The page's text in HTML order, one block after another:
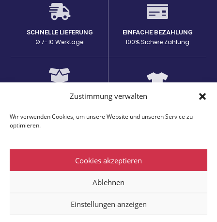
Zustimmung verwalten
Wir verwenden Cookies, um unsere Website und unseren Service zu
optimieren.
Cookies akzeptieren
Ablehnen
Einstellungen anzeigen
SCHNELLE LIEFERUNG
Ø 7-10 Werktage
EINFACHE BEZAHLUNG
100% Sichere Zahlung
HOHE PRODUKTQUALITÄT
Prints
Alle Preise inkl. der gesetzlichen MwSt.